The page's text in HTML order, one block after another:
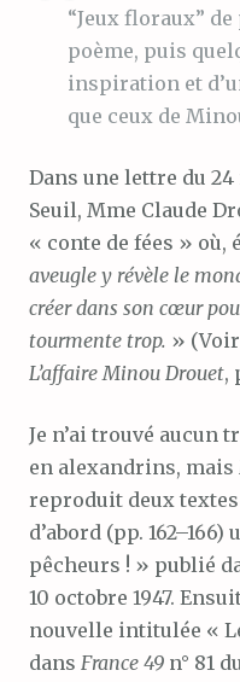
“Jeux floraux”
poème, puis
inspiration et
que ceux de
Dans une lettre du
Seuil, Mme Claude
« conte de fées » où,
aveugle y révèle le
créer dans son cœur
tourmente trop. » (Voir
L’affaire Minou Drouet,
Je n’ai trouvé aucun
en alexandrins, mais
reproduit deux
d’abord (pp.
pêcheurs ! » publié
10 octobre 1947.
nouvelle intitulée «
dans France 49 n° 81